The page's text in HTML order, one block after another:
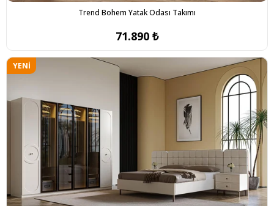
Trend Bohem Yatak Odası Takımı
71.890 ₺
YENI